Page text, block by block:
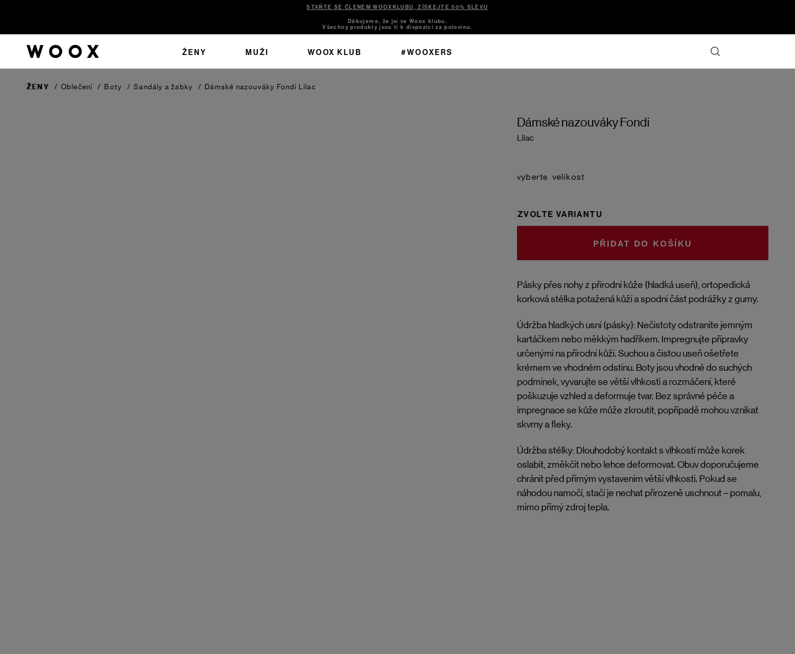
STAŇTE SE ČLENEM WOOXKLUBU, ZÍSKEJTE 50% SLEVU
Děkujeme, že jsi ve Woox klubu.
Všechny produkty jsou ti k dispozici za polovinu.
ŽENY MUŽI WOOX KLUB #WOOXERS
ŽENY / Oblečení / Boty / Sandály a žabky / Dámské nazouváky Fondi Lilac
Dámské nazouváky Fondi
Lilac
Pásky přes nohy z přírodní kůže (hladká useň), ortopedická
korková stélka potažená kůží a spodní část podrážky z gumy.
Údržba hladkých usní (pásky): Nečistoty odstraníte jemným
kartáčkem nebo měkkým hadříkem. Impregnujte přípravky
určenými na přírodní kůži. Suchou a čistou useň ošetřete
krémem ve vhodném odstínu. Boty jsou vhodné do suchých
podmínek, vyvarujte se větší vlhkosti a rozmáčení, které
poškuzuje vzhled a deformuje tvar. Bez správné péče a
impregnace se kůže může zkroutit, popřípadě mohou vznikat
skvrny a fleky.
Údržba stélky: Dlouhodobý kontakt s vlhkostí může korek
oslabit, změkčit nebo lehce deformovat. Obuv doporučujeme
chránit před přímým vystavením větší vlhkosti. Pokud se
náhodou namočí, stačí je nechat přirozeně uschnout – pomalu,
mimo přímý zdroj tepla.
velikost
ZVOLTE VARIANTU
DO KOŠÍKU